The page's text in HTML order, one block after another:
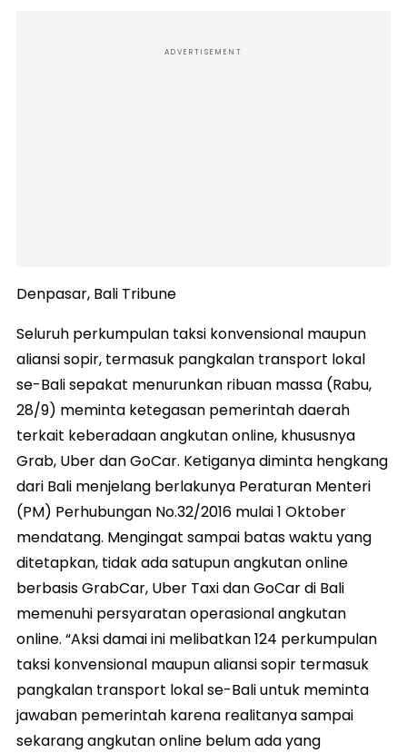
ADVERTISEMENT
Denpasar, Bali Tribune
Seluruh perkumpulan taksi konvensional maupun
aliansi sopir, termasuk pangkalan transport lokal
se-Bali sepakat menurunkan ribuan massa (Rabu,
28/9) meminta ketegasan pemerintah daerah
terkait keberadaan angkutan online, khususnya
Grab, Uber dan GoCar. Ketiganya diminta hengkang
dari Bali menjelang berlakunya Peraturan Menteri
(PM) Perhubungan No.32/2016 mulai 1 Oktober
mendatang. Mengingat sampai batas waktu yang
ditetapkan, tidak ada satupun angkutan online
berbasis GrabCar, Uber Taxi dan GoCar di Bali
memenuhi persyaratan operasional angkutan
online. “Aksi damai ini melibatkan 124 perkumpulan
taksi konvensional maupun aliansi sopir termasuk
pangkalan transport lokal se-Bali untuk meminta
jawaban pemerintah karena realitanya sampai
sekarang angkutan online belum ada yang